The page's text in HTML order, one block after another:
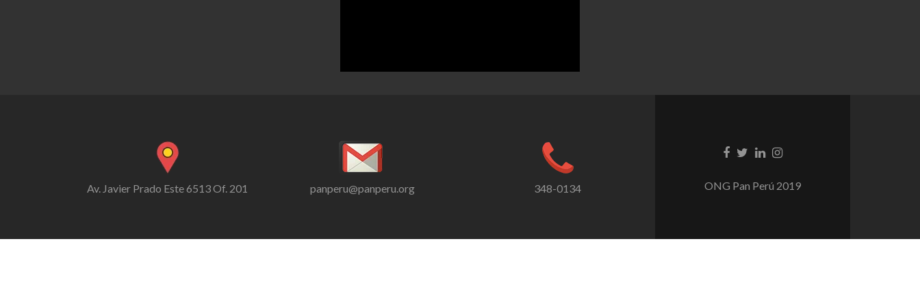
Av. Javier Prado Este 6513 Of. 201 panperu@panperu.org 348-0134
Enlace
EnlaceEnlaceEnlace
ONG Pan Perú 2019